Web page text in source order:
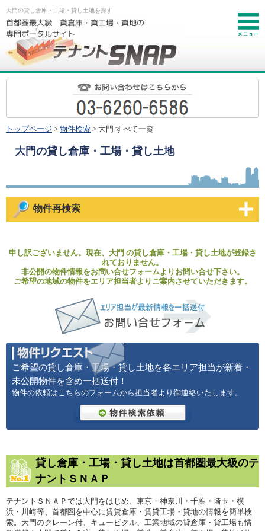
大門の貸し倉庫・工場・貸し土地を探す
トップページ > 物件検索 > 大門 すべて一覧
大門の貸し倉庫・工場・貸し土地
申し訳ございません。現在、大門 の貸し倉庫・工場・貸し土地が登録さ
れておりません。
非公開の物件情報をお問い合せフォームよりお問い合せ下さい。
ご希望の地域の物件をエリア担当者よりご案内させていただきます。
物件再検索
ご希望の貸し倉庫・工場・貸し土地を各エリア担当が新着・
未公開物件を含め一括送付！
物件の依頼はこちらのフォームから担当者より御連絡いたします。
貸し倉庫・工場・貸し土地は首都圏最大級のテ
ナントＳＮＡＰ
テナントＳＮＡＰでは大門をはじめ、東京・神奈川・千葉・埼玉・横
浜・川崎等、首都圏を中心に賃貸倉庫・賃貸工場・貸地の情報を簡単検
索。大門のクレーン付、キュービクル、工業地域の貸倉庫・貸工場も情